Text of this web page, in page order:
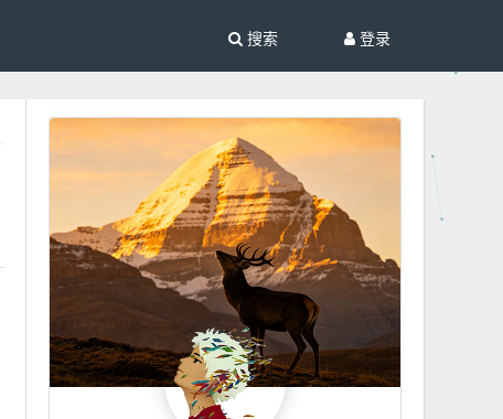
登录
搜索